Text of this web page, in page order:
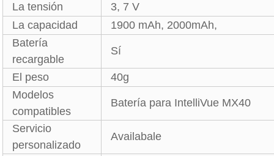
La tensión
3, 7 V
La capacidad
1900 mAh, 2000mAh,
Batería
recargable
Sí
El peso
40g
Modelos
compatibles
Batería para IntelliVue MX40
Servicio
personalizado
Availabale